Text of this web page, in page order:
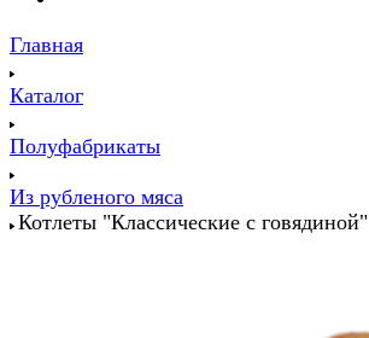
Главная
Каталог
Полуфабрикаты
Из рубленого мяса
Котлеты "Классические с говядиной"